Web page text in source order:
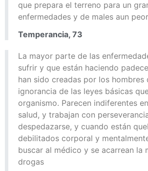
que prepara el terreno para un
enfermedades y de males aun
Temperancia, 73
La mayor parte de las
sufrir y que están haciendo
han sido creadas por los hombres
ignorancia de las leyes básicas
organismo. Parecen indiferentes
salud, y trabajan con
despedazarse, y cuando están
debilitados corporal y
buscar al médico y se acarrean la
drogas